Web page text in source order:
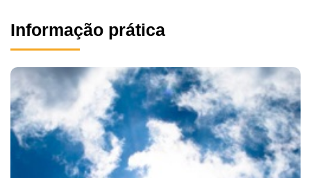
Informação prática